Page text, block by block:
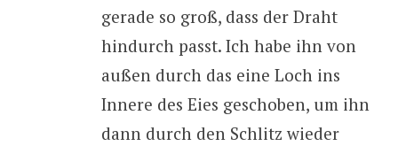
gerade so groß, dass der Draht
hindurch passt. Ich habe ihn von
außen durch das eine Loch ins
Innere des Eies geschoben, um ihn
dann durch den Schlitz wieder